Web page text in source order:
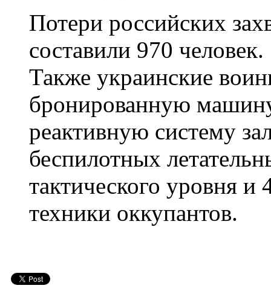
Потери российских
составили 970 человек.
Также украинские
бронированную
реактивную систему
беспилотных
тактического уровня
техники оккупантов.